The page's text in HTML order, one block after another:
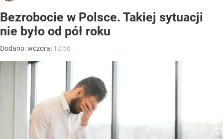
Bezrobocie w Polsce. Takiej sytuacji
nie było od pół roku
Dodano:wczoraj 12:56